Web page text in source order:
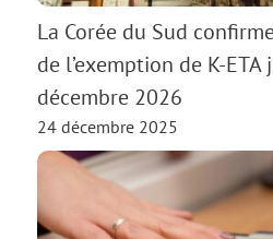
La Corée du Sud
de l’exemption de K-ETA
décembre 2026
24 décembre 2025